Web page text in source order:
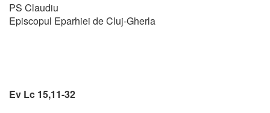
PS Claudiu
Episcopul Eparhiei de Cluj-Gherla
Ev Lc 15,11-32